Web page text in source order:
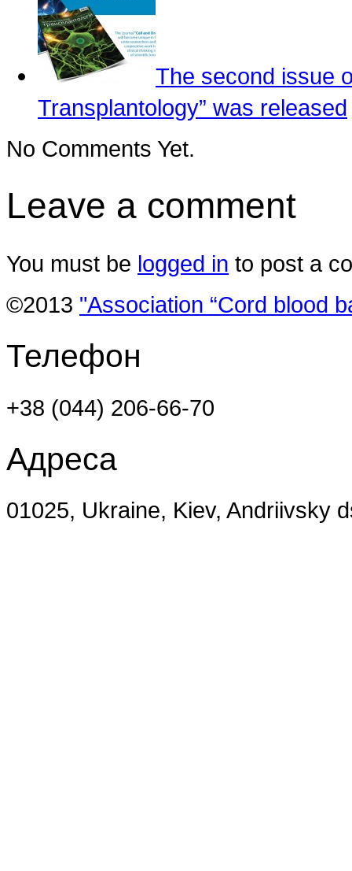
The second issue
Transplantology” was released
No Comments Yet.
Leave a comment
You must be logged in to post a
©2013 "Association “Cord blood
Телефон
+38 (044) 206-66-70
Адреса
01025, Ukraine, Kiev, Andriivsky